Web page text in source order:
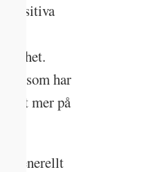
som har
mer på
generellt